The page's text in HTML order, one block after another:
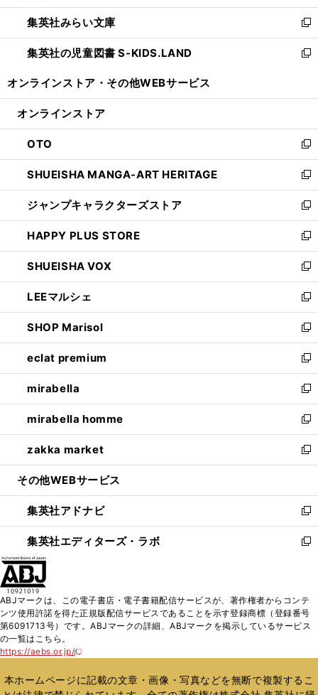
開
く
ウ
で
開
く
ン
ド
ウ
で
ウ
ィ
ン
ド
開
集英社みらい文庫
新
し
い
ン
ウ
で
開
く
集英社の児童図書 S-KIDS.LAND
新
ウ
ン
ド
ウ
で
開
く
オンラインストア・ その他WEBサービス
オンラインストア
OTO
新
し
い
ウ
ィ
ン
ド
ウ
で
開
く
SHUEISHA MANGA-ART HERITAGE
新
し
い
ウ
ィ
ン
ド
ウ
で
開
く
ジャンプキャラクターズストア
新
し
い
ウ
ィ
ン
ド
ウ
で
開
く
HAPPY PLUS STORE
新
し
い
ウ
ィ
ン
ド
ウ
で
開
く
SHUEISHA VOX
新
し
い
ウ
ィ
ン
ド
ウ
で
開
く
LEEマルシェ
新
し
い
ウ
ィ
ン
ド
ウ
で
開
く
SHOP Marisol
新
し
い
ウ
ィ
ン
ド
ウ
で
開
eclat premium
新
し
い
ウ
ィ
ン
ド
ウ
開
く
mirabella
新
し
い
ウ
ィ
ン
ウ
で
開
く
mirabella homme
新
し
い
ウ
ン
ド
ウ
で
zakka market
新
し
ウ
ィ
ン
ド
く
その他WEBサービス
集英社アドナビ
新
し
い
ド
ウ
で
集英社エディターズ・ラボ
新
ィ
ン
ド
開
ABJマークは、この電子書店・電子書籍配信サービスが、著作権者からコンテ
ンツ使用許諾を得た正規版配信サービスであることを示す登録商標（登録番号
第6091713号）です。ABJマークの詳細、ABJマークを掲示しているサービス
の一覧はこちら。
https://aebs.or.jp/
新
い
ウ
本ホームページに記載の文章・画像・写真などを無断で複製するこ